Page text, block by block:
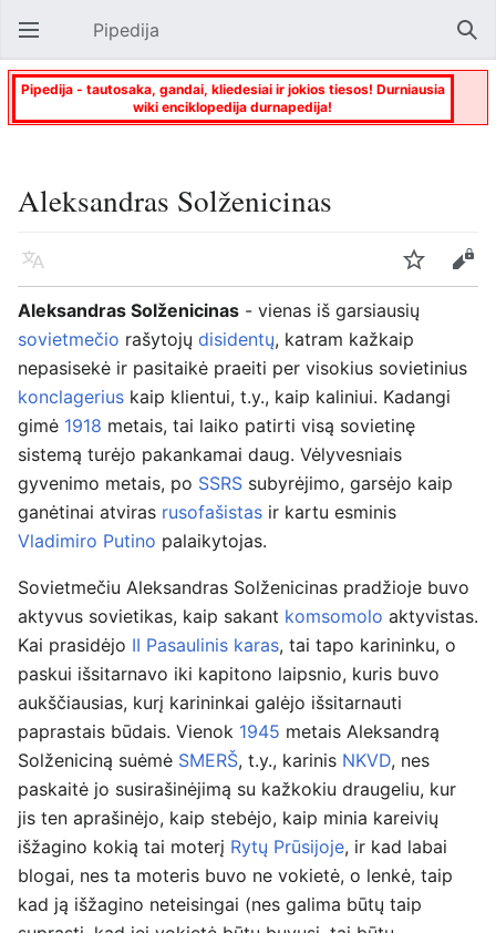
Atverti pagrindinį meniu Pipedija
Pipedija - tautosaka, gandai, kliedesiai ir jokios tiesos! Durniausia
wiki enciklopedija durnapedija!
Aleksandras Solženicinas
Kalba Stebėti
Keisti
Aleksandras Solženicinas - vienas iš garsiausių
sovietmečio rašytojų disidentų, katram kažkaip
nepasisekė ir pasitaikė praeiti per visokius sovietinius
konclagerius kaip klientui, t.y., kaip kaliniui. Kadangi
gimė 1918 metais, tai laiko patirti visą sovietinę
sistemą turėjo pakankamai daug. Vėlyvesniais
gyvenimo metais, po SSRS subyrėjimo, garsėjo kaip
ganėtinai atviras rusofašistas ir kartu esminis
Vladimiro Putino palaikytojas.
Sovietmečiu Aleksandras Solženicinas pradžioje buvo
aktyvus sovietikas, kaip sakant komsomolo aktyvistas.
Kai prasidėjo II Pasaulinis karas, tai tapo karininku, o
paskui išsitarnavo iki kapitono laipsnio, kuris buvo
aukščiausias, kurį karininkai galėjo išsitarnauti
paprastais būdais. Vienok 1945 metais Aleksandrą
Solženiciną suėmė SMERŠ, t.y., karinis NKVD, nes
paskaitė jo susirašinėjimą su kažkokiu draugeliu, kur
jis ten aprašinėjo, kaip stebėjo, kaip minia kareivių
išžagino kokią tai moterį Rytų Prūsijoje, ir kad labai
blogai, nes ta moteris buvo ne vokietė, o lenkė, taip
kad ją išžagino neteisingai (nes galima būtų taip